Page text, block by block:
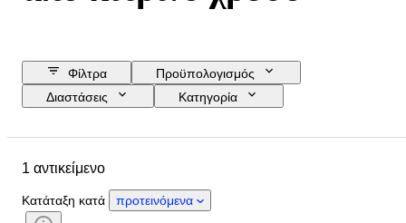
Φίλτρα
Προϋπολογισμός
Διαστάσεις
Κατηγορία
Αντικείμενο
Κατάσταση
Περίοδος
Κίνηση ρολογιού
1 αντικείμενο
Κατάταξη κατά προτεινόμενα